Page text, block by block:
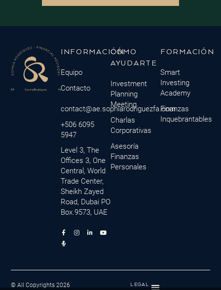
INFORMACIÓN
Equipo
Contacto
contact@ae.sophiarodriguezfa.com
+506 6095
5947
Level 3, The
Offices 3, One
Central, World
Trade Center,
Sheikh Zayed
Road, Dubai PO
Box.9573, UAE
F
a
c
e
k
f
I
n
a
L
i
n
Y
o
M
i
c
r
o
e
CÓMO
AYUDARTE
Investment
Planning
Meeting
Charlas
Corporativas
Asesoría
Finanzas
Personales
FORMACIÓN
Smart
Investing
Academy
Finanzas
Inquebrantables
© All Copyrights 2026
LEGAL